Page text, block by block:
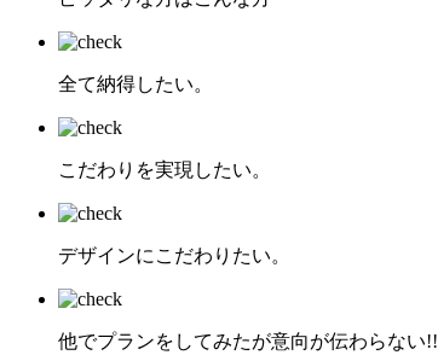
全て納得したい。
こだわりを実現したい。
デザインにこだわりたい。
他でプランをしてみたが意向が伝わらない!!